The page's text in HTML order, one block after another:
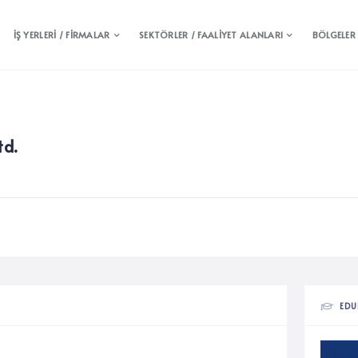
İŞ YERLERİ / FİRMALAR SEKTÖRLER / FAALİYET ALANLARI BÖLGELER